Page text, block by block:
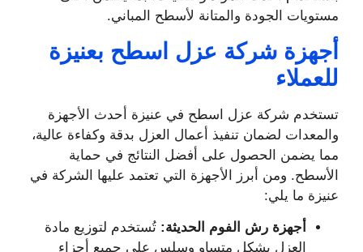
مستويات الجودة والمتانة لأسطح المباني.
أجهزة شركة عزل اسطح بعنيزة
للعملاء
تستخدم شركة عزل اسطح في عنيزة أحدث الأجهزة
والمعدات لضمان تنفيذ أعمال العزل بدقة وكفاءة عالية،
مما يضمن الحصول على أفضل النتائج في حماية
الأسطح. ومن أبرز الأجهزة التي تعتمد عليها الشركة في
عنيزة ما يلي:
أجهزة رش الفوم الحديثة: تُستخدم لتوزيع مادة
العزل بشكل متساوٍ وسلس على جميع أجزاء